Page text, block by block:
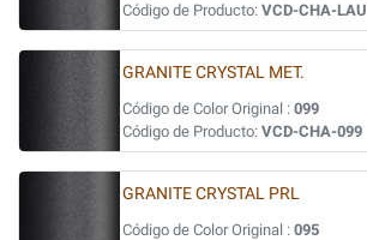
Código de Producto: VCD-CHA-LAU
GRANITE CRYSTAL MET.
Código de Color Original : 099
Código de Producto: VCD-CHA-099
GRANITE CRYSTAL PRL
Código de Color Original : 095